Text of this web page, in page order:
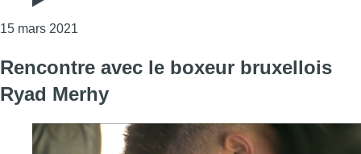
15 mars 2021
Rencontre avec le boxeur bruxellois
Ryad Merhy